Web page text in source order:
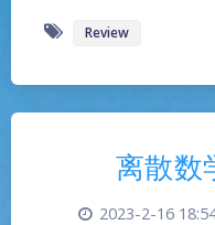
Review
离散数
2023-2-16